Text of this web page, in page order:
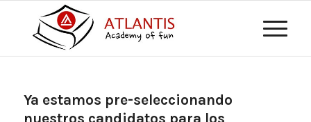
Ya estamos pre-seleccionando
nuestros candidatos para los